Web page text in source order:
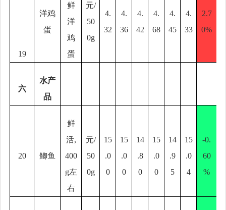
19
洋鸡
蛋
鲜
洋
鸡
蛋
元/
50
0g
4.
32
4.
36
4.
42
4.
68
4.
45
4.
33
2.7
0%
六
水产
品
20 鲫鱼
鲜
活,
400
g左
右
元/
50
0g
15
.0
0
15
.0
0
14
.8
0
15
.0
0
14
.9
5
15
.0
4
-0.
60
%